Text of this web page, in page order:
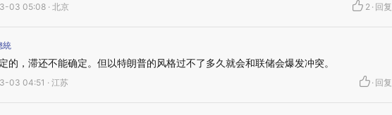
03 05:08 · 北京 2 · 回复
統
的，滞还不能确定。但以特朗普的风格过不了多久就会和联储会爆发冲突。
03 04:51 · 江苏 · 回复